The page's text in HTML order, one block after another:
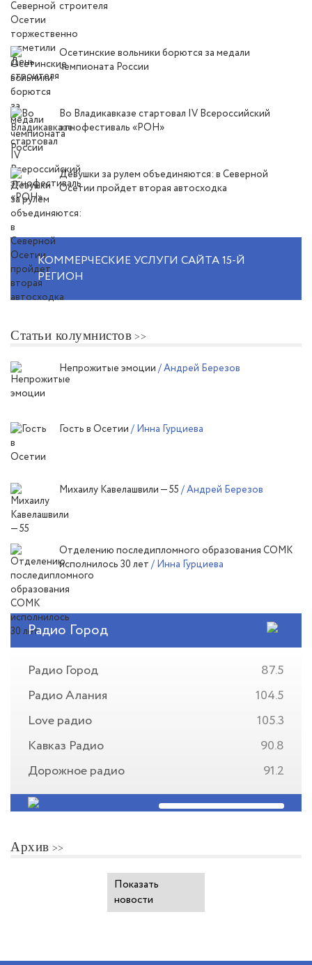
строителя
Осетинские вольники борются за медали
чемпионата России
Во Владикавказе стартовал IV Всероссийский
этнофестиваль «РОН»
Девушки за рулем объединяются: в Северной
Осетии пройдет вторая автосходка
КОММЕРЧЕСКИЕ УСЛУГИ САЙТА 15-Й
РЕГИОН
Статьи колумнистов
Непрожитые эмоции / Андрей Березов
Гость в Осетии / Инна Гурциева
Михаилу Кавелашвили — 55 / Андрей Березов
Отделению последипломного образования СОМК
исполнилось 30 лет / Инна Гурциева
Радио Город
Радио Город
87.5
Радио Алания
104.5
Love радио
105.3
Кавказ Радио
90.8
Дорожное радио
91.2
Архив
Показать
новости